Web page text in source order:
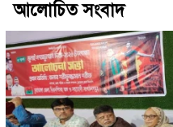
আলোচিত সংবাদ